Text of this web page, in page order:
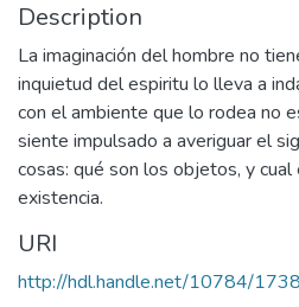
Description
La imaginación del hombre no
inquietud del espiritu lo lleva a
con el ambiente que lo rodea no
siente impulsado a averiguar el
cosas: qué son los objetos, y cual
existencia.
URI
http://hdl.handle.net/10784/